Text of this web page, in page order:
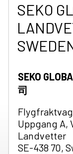
SEKO
SEKO
司
Uppgang A,
Landvetter
SE-438 70,